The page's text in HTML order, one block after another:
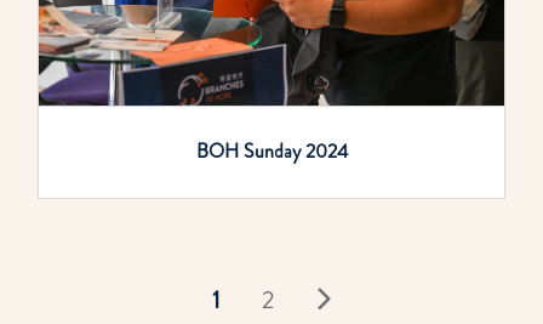
BOH Sunday 2024
1 2